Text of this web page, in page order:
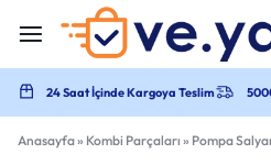
24 Saat İçinde Kargoya Teslim
Anasayfa» Kombi Parçaları » Pompa